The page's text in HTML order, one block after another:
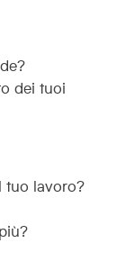
dei tuoi
tuo lavoro?